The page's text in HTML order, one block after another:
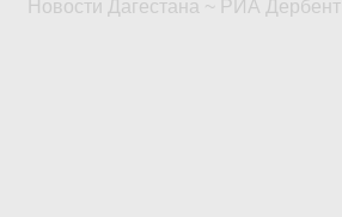
Новости Дагестана ~ РИА Дербент